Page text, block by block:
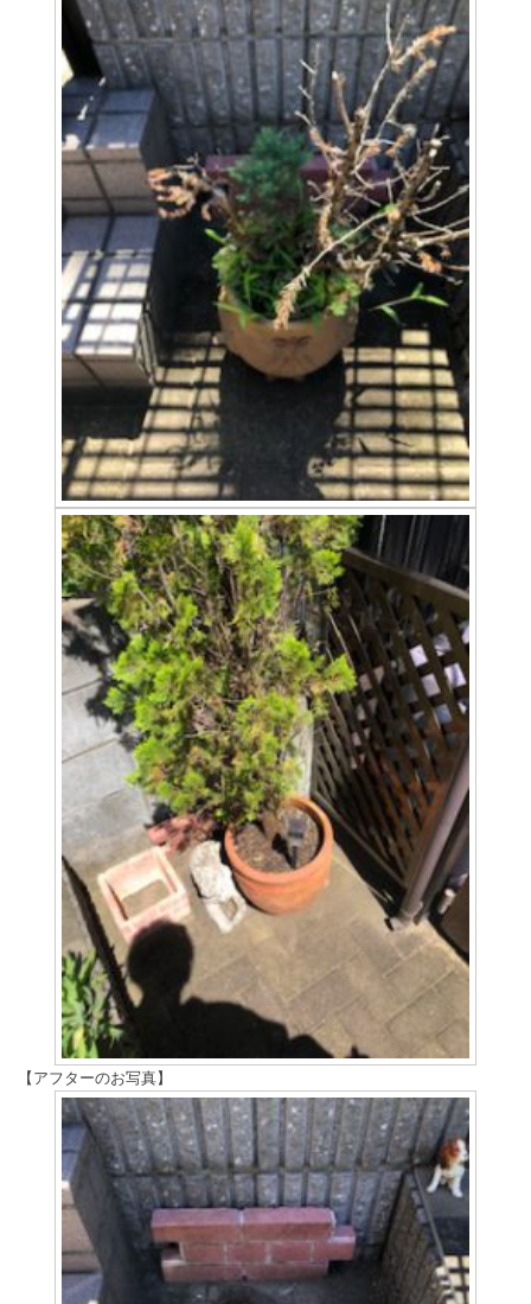
【アフターのお写真】